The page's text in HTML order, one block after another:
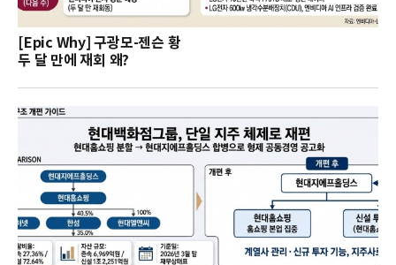
[Epic Why] 구광모-젠슨 황
두 달 만에 재회 왜?